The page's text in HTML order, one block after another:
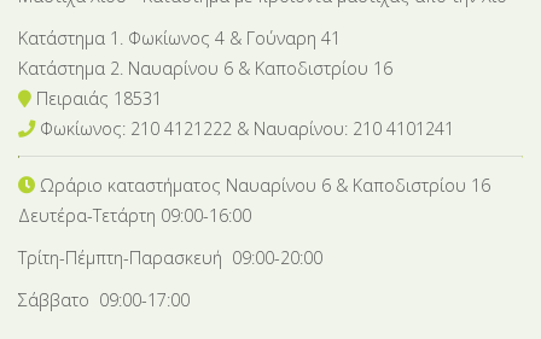
Κατάστημα 1. Φωκίωνος 4 & Γούναρη 41
Κατάστημα 2. Ναυαρίνου 6 & Καποδιστρίου 16
Πειραιάς 18531
Φωκίωνος: 210 4121222 & Nαυαρίνου: 210 4101241
Ωράριο καταστήματος Ναυαρίνου 6 & Καποδιστρίου 16
Δευτέρα-Tετάρτη 09:00-16:00
Τρίτη-Πέμπτη-Παρασκευή 09:00-20:00
Σάββατο 09:00-17:00